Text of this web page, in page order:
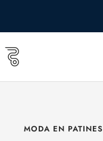
contenido
Roll
Roll
MODA EN PATINES